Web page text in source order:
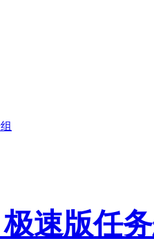
速版任